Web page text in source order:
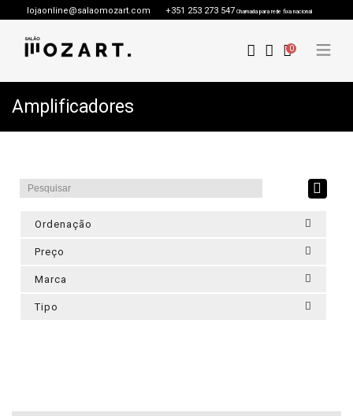
lojaonline@salaomozart.com +351 253 273 547 Chamada para rede fixa nacional
0
Amplificadores
Ordenação
Preço
Marca
Tipo